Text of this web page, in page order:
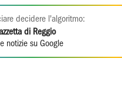
decidere l'algoritmo:
di Reggio
notizie su Google